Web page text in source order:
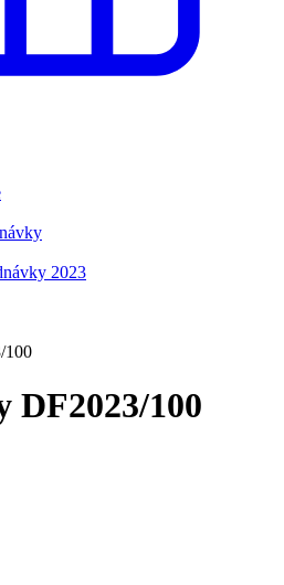
2023
100
100